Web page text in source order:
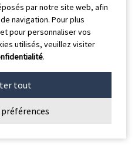
par notre site web, afin
navigation. Pour plus
pour personnaliser vos
utilisés, veuillez visiter
.
tout